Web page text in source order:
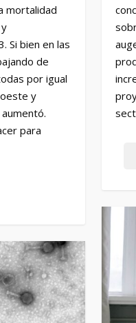
mortalidad
Si bien en las
de
por igual
y
para